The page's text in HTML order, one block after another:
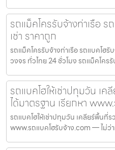
รถแม็คโครรับจ้างท่าเรือ ร
เช่า ราคาถูก
รถแม็คโครรับจ้างท่าเรือ รถแบคโฮรั
วงจร ทั่วไทย 24 ชั่วโมง รถแม็คโคร
รถแบคโฮให้เช่าปทุมวัน เ
ได้มาตรฐาน เรียกหา
รถแบคโฮให้เช่าปทุมวัน เคลียร์พื้นที่
www.รถแบคโฮรับจ้าง.com — ไม่ว่